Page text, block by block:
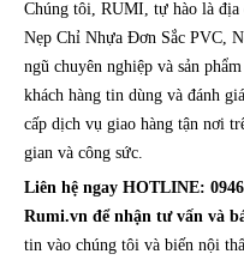
Chúng tôi, RUMI, tự hào là địa
Nẹp Chỉ Nhựa Đơn Sắc PVC,
ngũ chuyên nghiệp và sản
khách hàng tin dùng và đánh
cấp dịch vụ giao hàng tận nơi
gian và công sức.
Liên hệ ngay HOTLINE:
Rumi.vn để nhận tư vấn và
tin vào chúng tôi và biến nội